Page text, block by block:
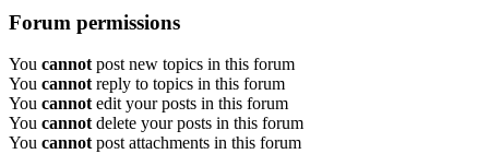
Forum permissions
You cannot post new topics in this forum
You cannot reply to topics in this forum
You cannot edit your posts in this forum
You cannot delete your posts in this forum
You cannot post attachments in this forum